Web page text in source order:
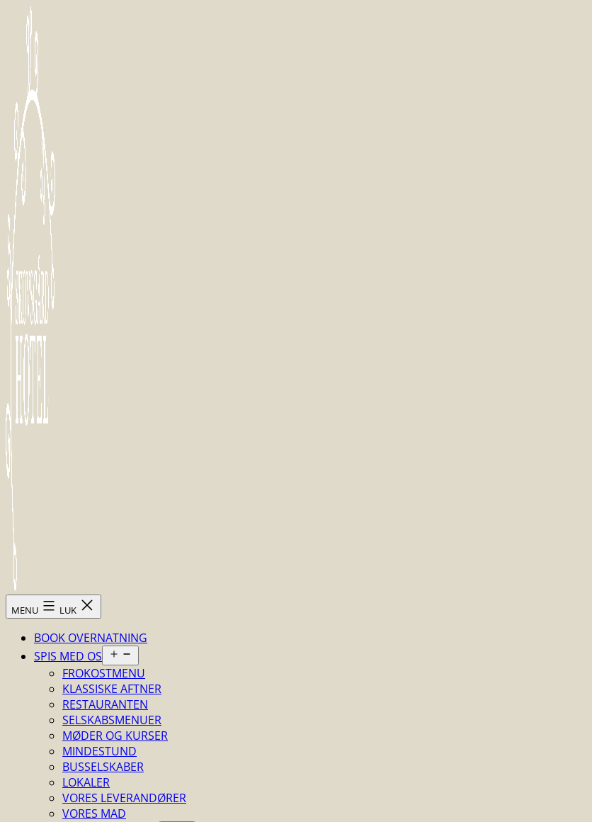
Fortsæt
indhold
Skovsgård
Hotel
MENU LUK
BOOK OVERNATNING
SPIS MED OS
menu
FROKOSTMENU
KLASSISKE AFTNER
RESTAURANTEN
SELSKABSMENUER
MØDER OG KURSER
MINDESTUND
BUSSELSKABER
LOKALER
VORES LEVERANDØRER
VORES MAD